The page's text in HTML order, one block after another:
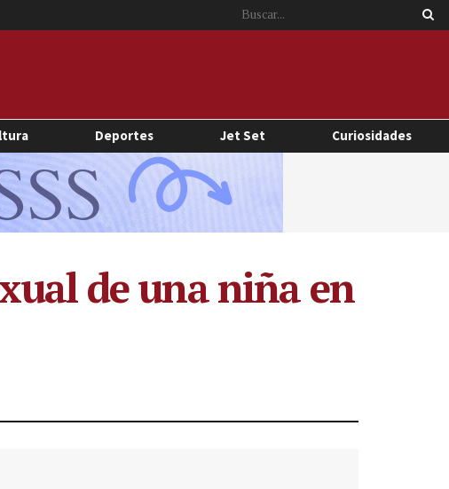
Deportes Jet Set Curiosidades
de una niña en